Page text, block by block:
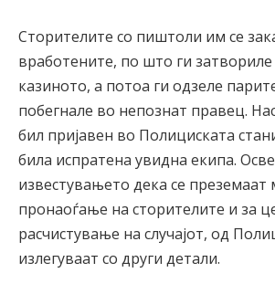
Сторителите со пиштоли им се
вработените, по што ги
казиното, а потоа ги одзеле
побегнале во непознат правец.
бил пријавен во Полициската
била испратена увидна екипа.
известувањето дека се преземаат
пронаоѓање на сторителите и за
расчистување на случајот, од
излегуваат со други детали.